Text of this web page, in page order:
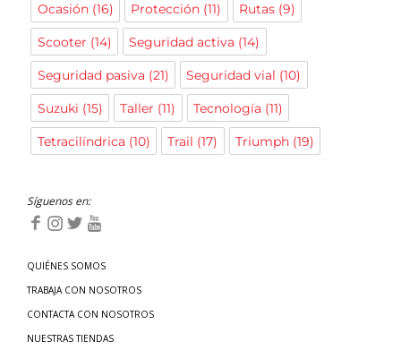
Ocasión(16) Protección (11) Rutas (9)
Scooter (14) Seguridad activa (14)
Seguridad pasiva (21) Seguridad vial (10)
Suzuki (15) Taller (11) Tecnología (11)
Tetracilíndrica (10) Trail (17) Triumph (19)
Síguenos en:
QUIÉNES SOMOS
TRABAJA CON NOSOTROS
CONTACTA CON NOSOTROS
NUESTRAS TIENDAS